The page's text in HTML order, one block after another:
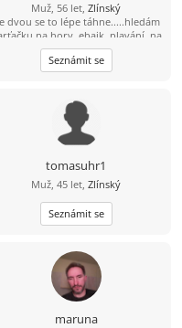
Muž, 56 let, Zlínský
dvou se to lépe táhne.....hledám
na hory, ebajk, plavání, na
fajn zážitky i běžné dny. Holku s
kterým mi bude fajn. Pokud tě můj
profil zaujal... šest nula osm šest
Seznámit se
tomasuhr1
Muž, 45 let, Zlínský
Seznámit se
maruna